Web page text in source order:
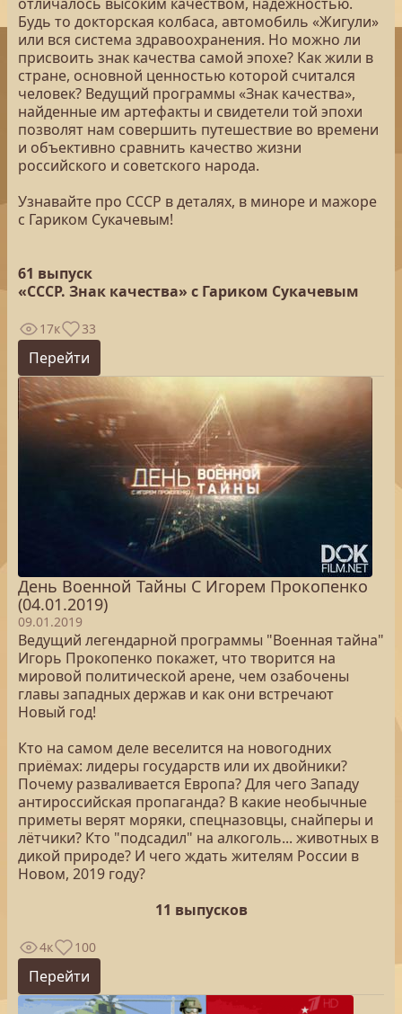
Будь то докторская колбаса, автомобиль «Жигули»
или вся система здравоохранения. Но можно ли
присвоить знак качества самой эпохе? Как жили в
стране, основной ценностью которой считался
человек? Ведущий программы «Знак качества»,
найденные им артефакты и свидетели той эпохи
позволят нам совершить путешествие во времени
и объективно сравнить качество жизни
российского и советского народа.
Узнавайте про СССР в деталях, в миноре и мажоре
с Гариком Сукачевым!
61 выпуск
«СССР. Знак качества» с Гариком Сукачевым
17к 33
Перейти
День Военной Тайны С Игорем Прокопенко
(04.01.2019)
09.01.2019
Ведущий легендарной программы "Военная тайна"
Игорь Прокопенко покажет, что творится на
мировой политической арене, чем озабочены
главы западных держав и как они встречают
Новый год!
Кто на самом деле веселится на новогодних
приёмах: лидеры государств или их двойники?
Почему разваливается Европа? Для чего Западу
антироссийская пропаганда? В какие необычные
приметы верят моряки, спецназовцы, снайперы и
лётчики? Кто "подсадил" на алкоголь... животных в
дикой природе? И чего ждать жителям России в
Новом, 2019 году?
11 выпусков
4к 100
Перейти